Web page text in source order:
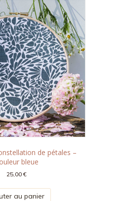
de pétales –
bleue
25,00€
au panier